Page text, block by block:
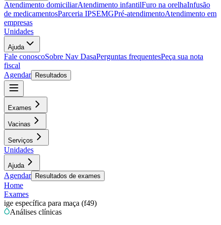
Atendimento domiciliarAtendimento infantilFuro na orelhaInfusão
de medicamentosParceria IPSEMGPré-atendimentoAtendimento em
empresas
Unidades
Ajuda
Fale conoscoSobre Nav DasaPerguntas frequentesPeça sua nota
fiscal
Agendar
Resultados
Exames
Vacinas
Serviços
Unidades
Ajuda
Agendar Resultados de exames
Home
Exames
ige específica para maça (f49)
Análises clínicas